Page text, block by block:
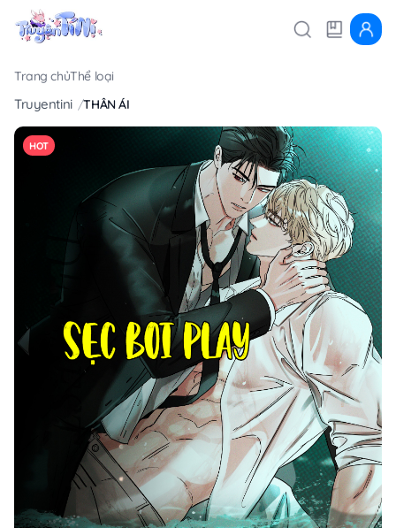
Trang chủThể loại
Truyentini THÂN ÁI
HOT